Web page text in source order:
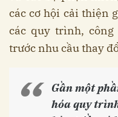
các cơ hội cải thiện
các quy trình,
trước nhu cầu thay
Gần một
hóa quy